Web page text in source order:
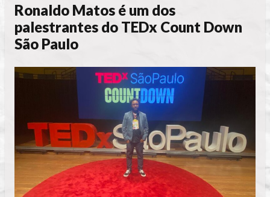
Ronaldo Matos é um dos
palestrantes do TEDx Count Down
São Paulo